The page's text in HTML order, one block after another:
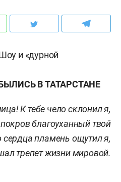
и «дурной
В ТАТАРСТАНЕ
К тебе чело склонил я,
благоуханный твой
сердца пламень ощутил я,
трепет жизни мировой.